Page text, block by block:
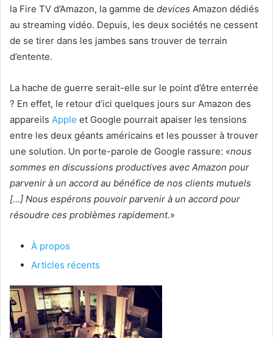
la Fire TV d’Amazon, la gamme de devices Amazon dédiés
au streaming vidéo. Depuis, les deux sociétés ne cessent
de se tirer dans les jambes sans trouver de terrain
d’entente.
La hache de guerre serait-elle sur le point d’être enterrée
? En effet, le retour d’ici quelques jours sur Amazon des
appareils Apple et Google pourrait apaiser les tensions
entre les deux géants américains et les pousser à trouver
une solution. Un porte-parole de Google rassure: «nous
sommes en discussions productives avec Amazon pour
parvenir à un accord au bénéfice de nos clients mutuels
[…] Nous espérons pouvoir parvenir à un accord pour
résoudre ces problèmes rapidement.»
À propos
Articles récents